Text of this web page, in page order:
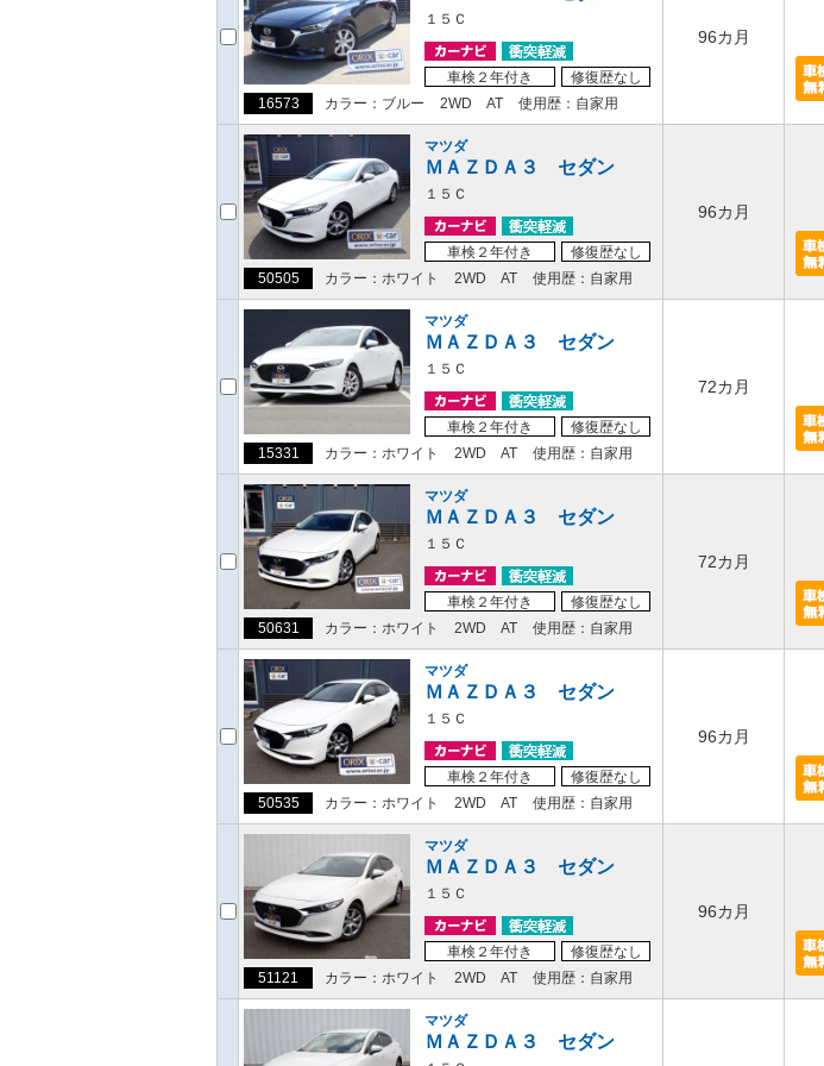
１５Ｃ
車検２年付き
修復歴なし
16573
カラー：ブルー 2WD AT 使用歴：自家用
96カ月
マツダ
ＭＡＺＤＡ３ セダン
１５Ｃ
車検２年付き
修復歴なし
50505
カラー：ホワイト 2WD AT 使用歴：自家用
96カ月
マツダ
ＭＡＺＤＡ３ セダン
１５Ｃ
車検２年付き
修復歴なし
15331
カラー：ホワイト 2WD AT 使用歴：自家用
72カ月
マツダ
ＭＡＺＤＡ３ セダン
１５Ｃ
車検２年付き
修復歴なし
50631
カラー：ホワイト 2WD AT 使用歴：自家用
72カ月
マツダ
ＭＡＺＤＡ３ セダン
１５Ｃ
車検２年付き
修復歴なし
50535
カラー：ホワイト 2WD AT 使用歴：自家用
96カ月
マツダ
ＭＡＺＤＡ３ セダン
１５Ｃ
車検２年付き
修復歴なし
51121
カラー：ホワイト 2WD AT 使用歴：自家用
96カ月
マツダ
ＭＡＺＤＡ３ セダン